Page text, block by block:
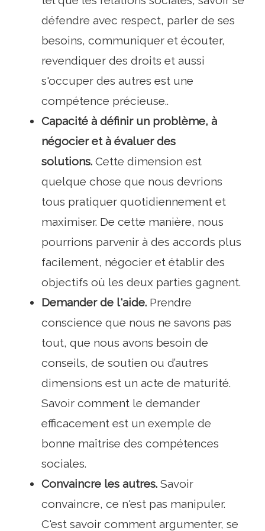
défendre avec respect, parler de ses
besoins, communiquer et écouter,
revendiquer des droits et aussi
s'occuper des autres est une
compétence précieuse..
Capacité à définir un problème, à
négocier et à évaluer des
solutions. Cette dimension est
quelque chose que nous devrions
tous pratiquer quotidiennement et
maximiser. De cette manière, nous
pourrions parvenir à des accords plus
facilement, négocier et établir des
objectifs où les deux parties gagnent.
Demander de l'aide. Prendre
conscience que nous ne savons pas
tout, que nous avons besoin de
conseils, de soutien ou d’autres
dimensions est un acte de maturité.
Savoir comment le demander
efficacement est un exemple de
bonne maîtrise des compétences
sociales.
Convaincre les autres. Savoir
convaincre, ce n'est pas manipuler.
C'est savoir comment argumenter, se